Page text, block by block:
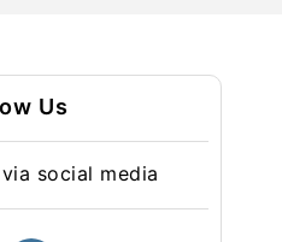
Us
social media